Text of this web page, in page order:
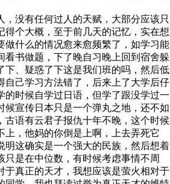
没有任何过人的天赋，大部分应该只
个大概，至于前几天的记忆，实在想
什么的情况愈来愈频繁了，如学习能
看书做题，下了晚自习晚上回到宿舍躲
、疑惑了下这是我们班的吗，然后低
己学习方法错了，后来上了大学后仔
时候自学过日语，但学了跟没学过一
宣传日本只是一个弹丸之地，还不如
语有云君子报仇十年不晚，这个时候
，他妈的你倒是上啊，上去弄死它
明这确实是一个强大的民族，然后想着
是在中位数，有时候考虑事情不周
真正的天才，我想应该是萤火相对于